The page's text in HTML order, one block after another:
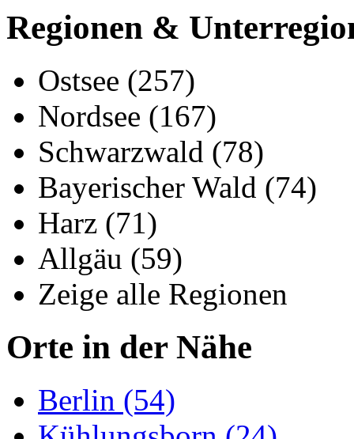
Regionen &
Ostsee (257)
Nordsee (167)
Schwarzwald (78)
Bayerischer Wald (74)
Harz (71)
Allgäu (59)
Zeige alle Regionen
Orte in der Nähe
Berlin (54)